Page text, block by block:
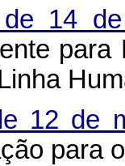
de 14
12 de
para